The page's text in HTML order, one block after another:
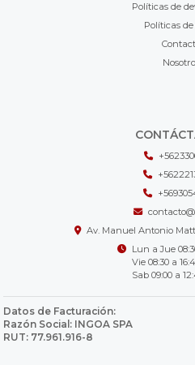
Políticas de
Políticas
Av. Manuel Antonio
Lun a Jue
Vie 08:30 a
Sab 09:00 a
Datos de Facturación:
Razón Social: INGOA SPA
RUT: 77.961.916-8